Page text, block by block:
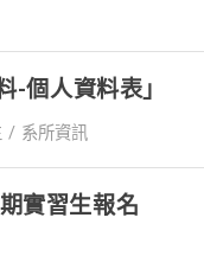
-個人資料表」
/ 系所資訊
實習生報名